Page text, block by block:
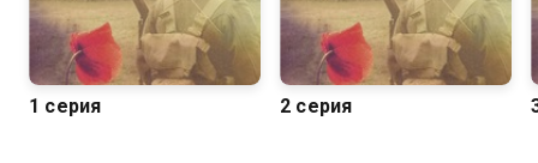
1 серия 2 серия